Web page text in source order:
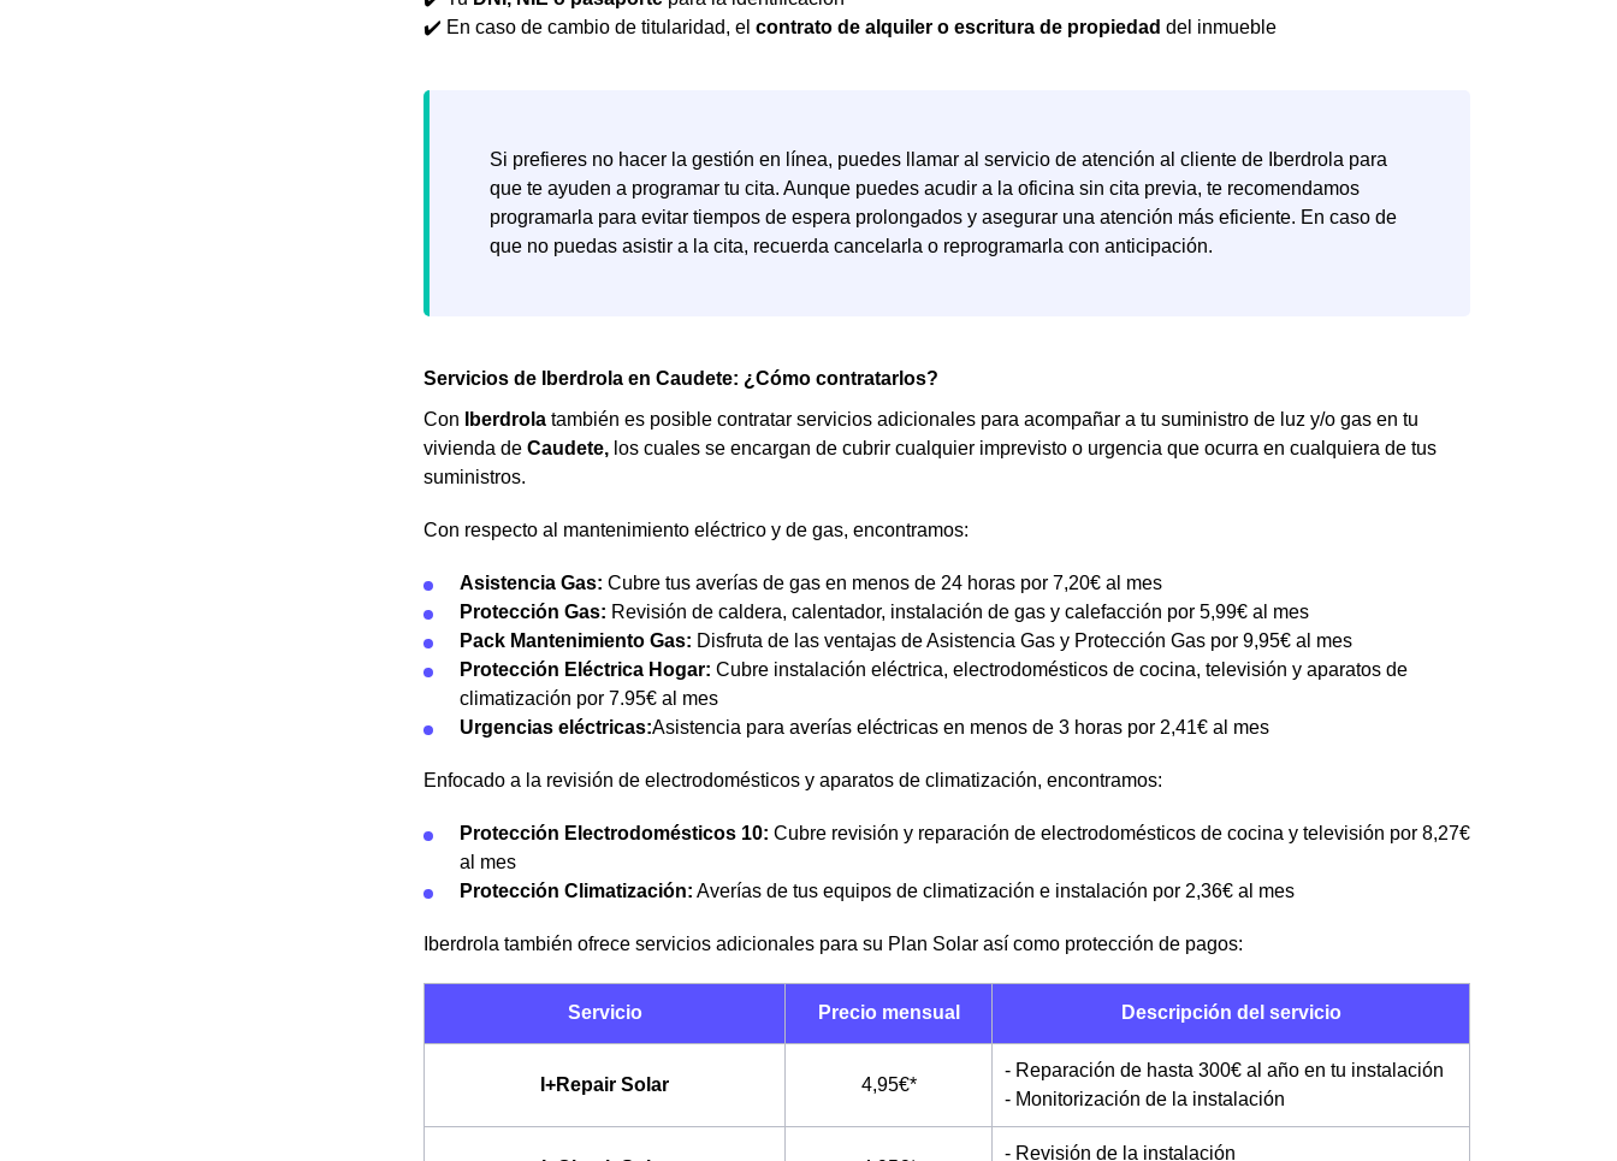
✔️ En caso de cambio de titularidad, el contrato de alquiler o escritura de propiedad del inmueble
Si prefieres no hacer la gestión en línea, puedes llamar al servicio de atención al cliente de Iberdrola para
que te ayuden a programar tu cita. Aunque puedes acudir a la oficina sin cita previa, te recomendamos
programarla para evitar tiempos de espera prolongados y asegurar una atención más eficiente. En caso de
que no puedas asistir a la cita, recuerda cancelarla o reprogramarla con anticipación.
Servicios de Iberdrola en Caudete: ¿Cómo contratarlos?
Con
Iberdrola también es posible contratar servicios adicionales para acompañar a tu suministro de luz y/o gas en tu
vivienda de Caudete, los cuales se encargan de cubrir cualquier imprevisto o urgencia que ocurra en cualquiera de tus
suministros.
Con respecto al mantenimiento eléctrico y de gas, encontramos:
Asistencia Gas: Cubre tus averías de gas en menos de 24 horas por 7,20€ al mes
Protección Gas: Revisión de caldera, calentador, instalación de gas y calefacción por 5,99€ al mes
Pack Mantenimiento Gas: Disfruta de las ventajas de Asistencia Gas y Protección Gas por 9,95€ al mes
Protección Eléctrica Hogar: Cubre instalación eléctrica, electrodomésticos de cocina, televisión y aparatos de
climatización por 7.95€ al mes
Urgencias eléctricas:Asistencia para averías eléctricas en menos de 3 horas por 2,41€ al mes
Enfocado a la revisión de electrodomésticos y aparatos de climatización, encontramos:
Protección Electrodomésticos 10: Cubre revisión y reparación de electrodomésticos de cocina y televisión por 8,27€
al mes
Protección Climatización: Averías de tus equipos de climatización e instalación por 2,36€ al mes
Iberdrola también ofrece servicios adicionales para su Plan Solar así como protección de pagos:
Servicio Precio mensual Descripción del servicio
I+Repair Solar 4,95€*
- Reparación de hasta 300€ al año en tu instalación
- Monitorización de la instalación
- Revisión de la instalación